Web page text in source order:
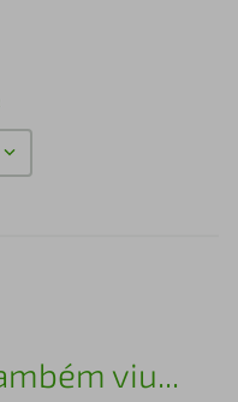
viu...